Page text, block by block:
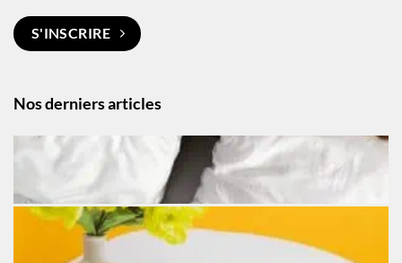
Nos derniers articles
S'INSCRIRE